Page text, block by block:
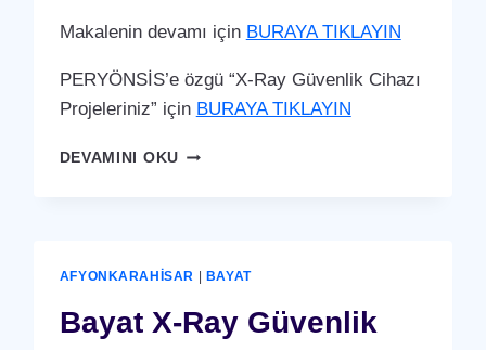
Makalenin devamı için BURAYA TIKLAYIN
PERYÖNSİS’e özgü “X-Ray Güvenlik Cihazı
Projeleriniz” için BURAYA TIKLAYIN
DEVAMINI OKUBAYAT
AFYONKARAHISAR BAYAT
Bayat X-Ray Güvenlik